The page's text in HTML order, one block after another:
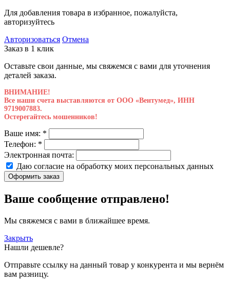
Для добавления товара в избранное, пожалуйста,
авторизуйтесь
Авторизоваться Отмена
Заказ в 1 клик
Оставьте свои данные, мы свяжемся с вами для уточнения
деталей заказа.
ВНИМАНИЕ!
Все наши счета выставляются от ООО «Вентумед», ИНН
9719007883.
Остерегайтесь мошенников!
Ваше имя: *
Телефон: *
Электронная почта:
Даю согласие на обработку моих персональных данных
Оформить заказ
Ваше сообщение отправлено!
Мы свяжемся с вами в ближайшее время.
Закрыть
Нашли дешевле?
Отправьте ссылку на данный товар у конкурента и мы вернём
вам разницу.